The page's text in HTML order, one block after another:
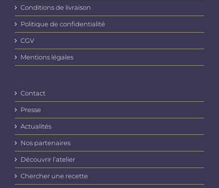
Conditions de livraison
Politique de confidentialité
CGV
Mentions légales
Contact
Presse
Actualités
Nos partenaires
Découvrir l’atelier
Chercher une recette